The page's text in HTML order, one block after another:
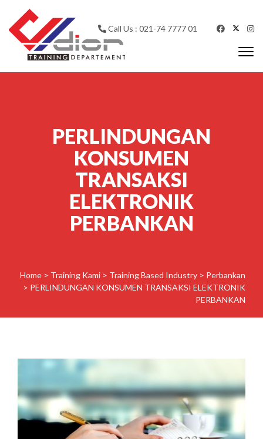
Skip to content
Call Us : 021-74 7777 01
PERLINDUNGAN
KONSUMEN
TRANSAKSI
ELEKTRONIK
PERBANKAN
Home > Training Kami > Training Based Industry > Perbankan
> PERLINDUNGAN KONSUMEN TRANSAKSI ELEKTRONIK
PERBANKAN